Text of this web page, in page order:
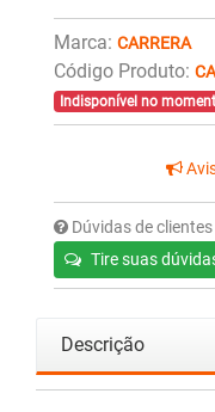
Marca: CARRERA
Código Produto:
Indisponível no
Dúvidas de clientes
Tire suas
Descrição